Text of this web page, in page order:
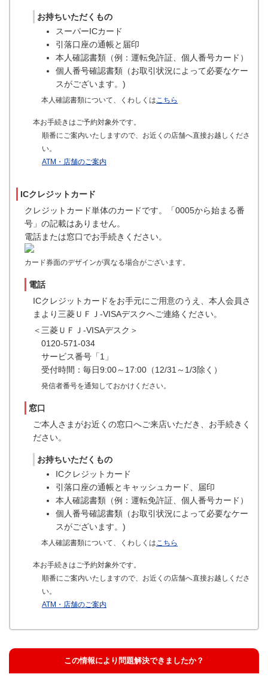
お持ちいただくもの
スーパーICカード
引落口座の通帳と届印
本人確認書類（例：運転免許証、個人番号カード）
個人番号確認書類（お取引状況によって必要なケー
スがございます。)
本人確認書類について、くわしくは こちら
本お手続きはご予約対象外です。
順番にご案内いたしますので、お近くの店舗へ直接お越しくださ
い。
ATM・店舗のご案内
ICクレジットカード
クレジットカード単体のカードです。「0005から始まる番
号」の記載はありません。
電話または窓口でお手続きください。
カード券面のデザインが異なる場合がございます。
電話
ICクレジットカードをお手元にご用意のうえ、本人会員さ
まより三菱ＵＦＪ-VISAデスクへご連絡ください。
＜三菱ＵＦＪ-VISAデスク＞
0120-571-034
サービス番号「1」
受付時間：毎日9:00～17:00（12/31～1/3除く）
発信者番号を通知しておかけください。
窓口
ご本人さまがお近くの窓口へご来店いただき、お手続きく
ださい。
お持ちいただくもの
ICクレジットカード
引落口座の通帳とキャッシュカード、届印
本人確認書類（例：運転免許証、個人番号カード）
個人番号確認書類（お取引状況によって必要なケー
スがございます。)
本人確認書類について、くわしくは こちら
本お手続きはご予約対象外です。
順番にご案内いたしますので、お近くの店舗へ直接お越しくださ
い。
ATM・店舗のご案内
この情報により問題解決できましたか？